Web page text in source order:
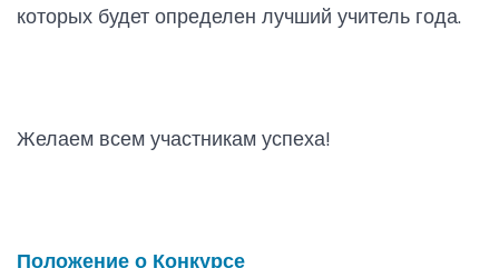
которых будет определен лучший учитель года.
Желаем всем участникам успеха!
Положение о Конкурсе